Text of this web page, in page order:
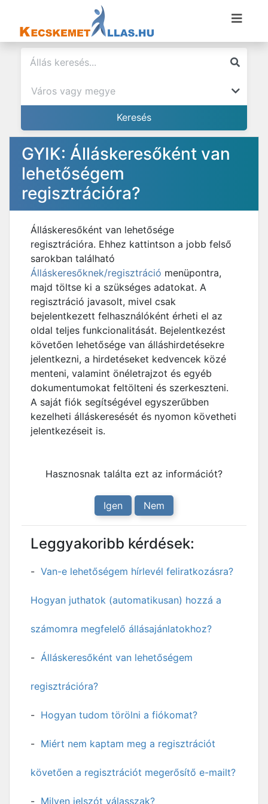
GYIK: Álláskeresőként van
lehetőségem
regisztrációra?
Álláskeresőként van lehetősége
regisztrációra. Ehhez kattintson a jobb felső
sarokban található
Álláskeresőknek/regisztráció menüpontra,
majd töltse ki a szükséges adatokat. A
regisztráció javasolt, mivel csak
bejelentkezett felhasználóként érheti el az
oldal teljes funkcionalitását. Bejelentkezést
követően lehetősége van álláshirdetésekre
jelentkezni, a hirdetéseket kedvencek közé
menteni, valamint önéletrajzot és egyéb
dokumentumokat feltölteni és szerkeszteni.
A saját fiók segítségével egyszerűbben
kezelheti álláskeresését és nyomon követheti
jelentkezéseit is.
Hasznosnak találta ezt az információt?
Igen Nem
Leggyakoribb kérdések:
Van-e lehetőségem hírlevél feliratkozásra?
Hogyan juthatok (automatikusan) hozzá a
számomra megfelelő állásajánlatokhoz?
Álláskeresőként van lehetőségem
regisztrációra?
Hogyan tudom törölni a fiókomat?
Miért nem kaptam meg a regisztrációt
követően a regisztrációt megerősítő e-mailt?
Milyen jelszót válasszak?